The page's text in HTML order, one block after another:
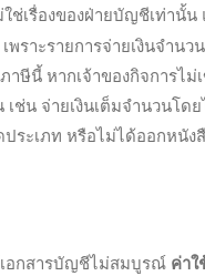
ช่เรื่องของฝ่ายบัญชีเท่านั้น
พราะรายการจ่ายเงินจำน
าษีนี้ หากเจ้าของกิจการไม่
ช่น จ่ายเงินเต็มจำนวนโด
ระเภท หรือไม่ได้ออกหนัง
เอกสารบัญชีไม่สมบูรณ์ ค่า